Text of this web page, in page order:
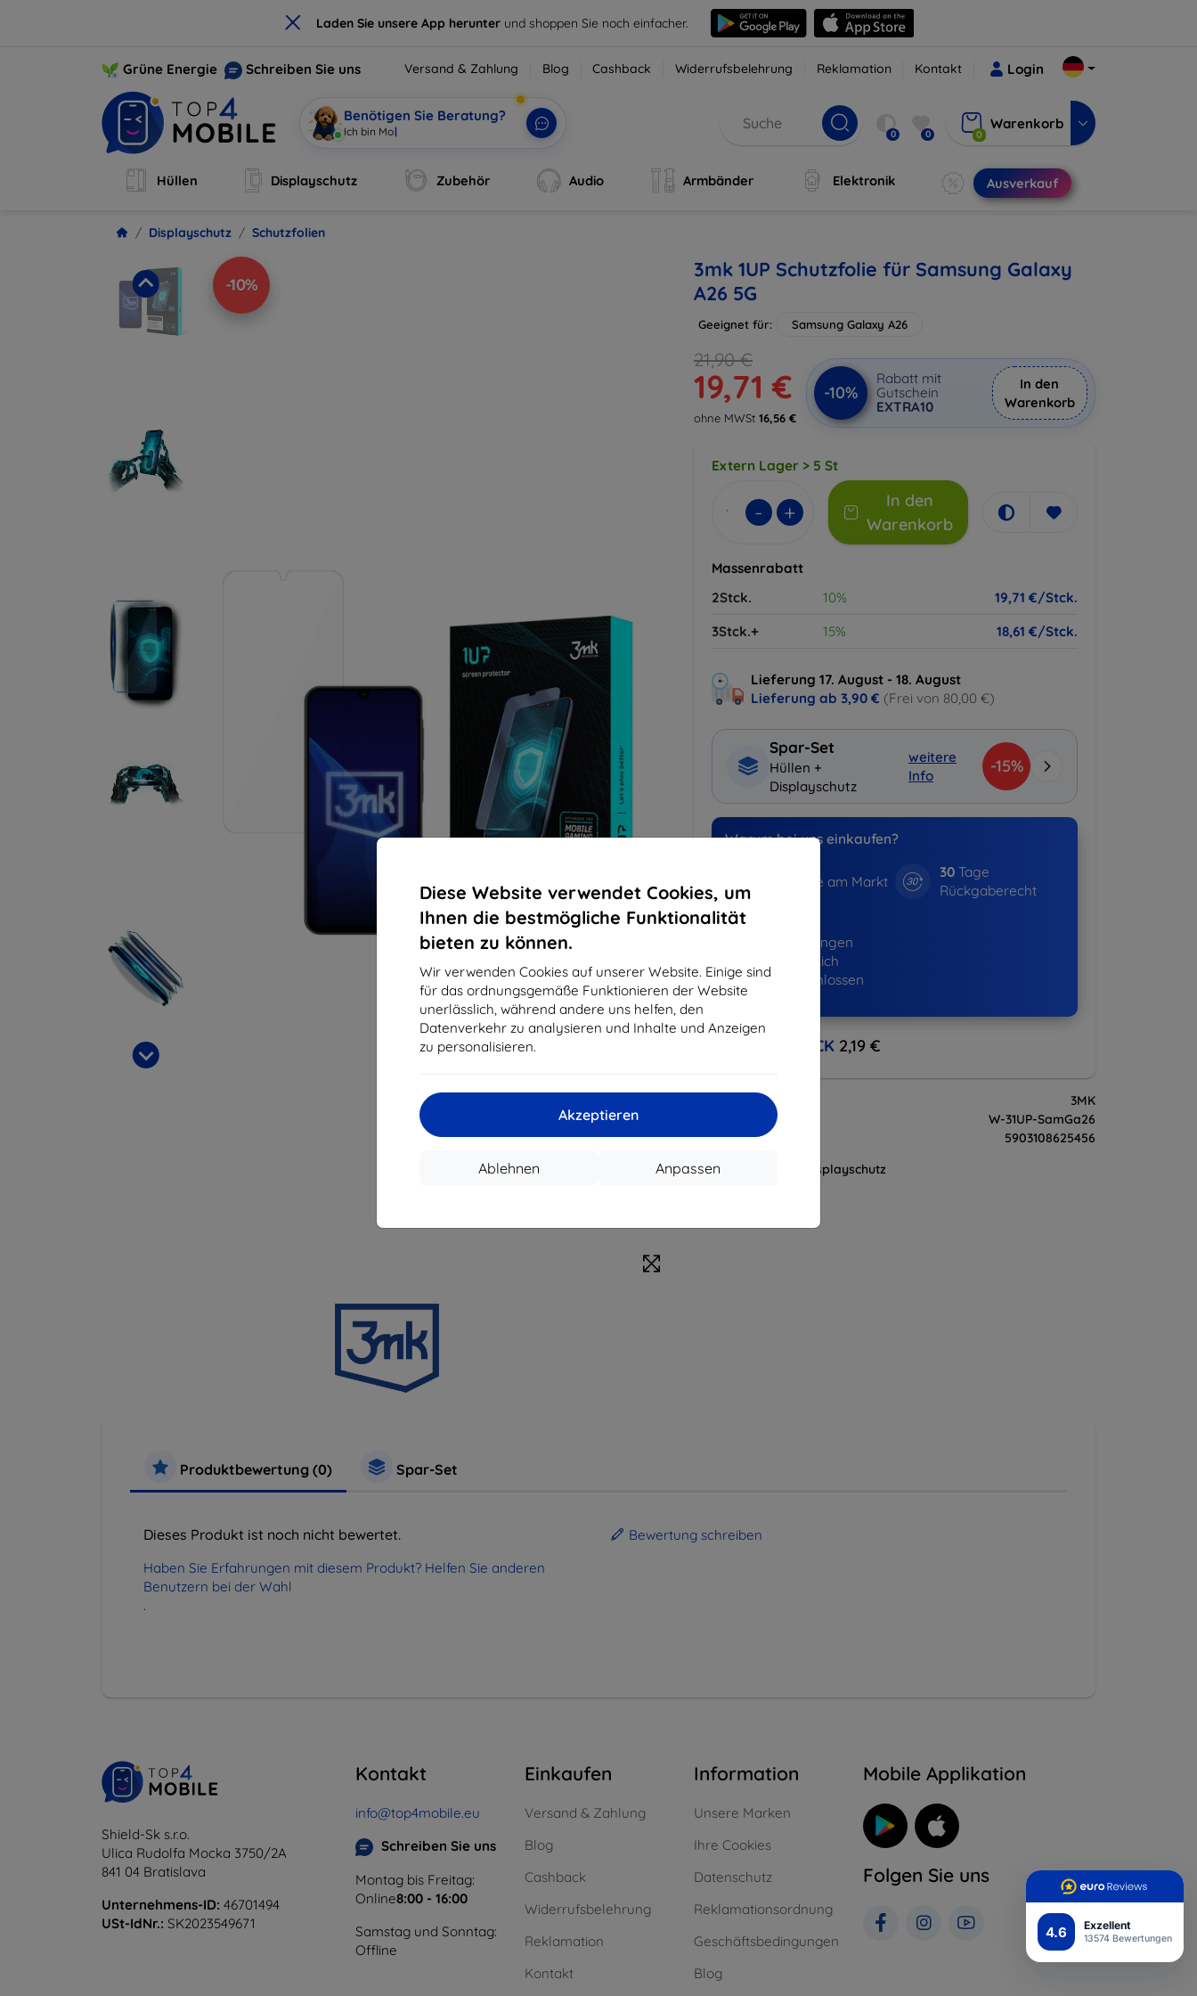
× Laden Sie unsere App herunter und shoppen Sie noch einfacher.
4.6 Exzellent
13574 Bewertungen
Diese Website verwendet Cookies, um
Ihnen die bestmögliche Funktionalität
bieten zu können.
Wir verwenden Cookies auf unserer Website. Einige sind
für das ordnungsgemäße Funktionieren der Website
unerlässlich, während andere uns helfen, den
Datenverkehr zu analysieren und Inhalte und Anzeigen
zu personalisieren.
Akzeptieren
Anpassen
Ablehnen
Grüne Energie Schreiben Sie uns Versand & Zahlung Blog Cashback Widerrufsbelehrung Reklamation Kontakt Login
Benötigen Sie Beratung?
Ich bin Mobi, de 0 0 0
Warenkorb
Hüllen Displayschutz Zubehör Audio Armbänder Elektronik Ausverkauf
Displayschutz Schutzfolien
-10%
3mk 1UP Schutzfolie für Samsung Galaxy
A26 5G
Geeignet für: Samsung Galaxy A26
21,90 €
19,71 €
ohne MWSt 16,56 €
-10%
Rabatt mit
Gutschein
EXTRA10
In den
Warenkorb
Extern Lager > 5 St
- +
In den
Warenkorb
Massenrabatt
2Stck.
10%
19,71 €/Stck.
3Stck.+
15% 18,61 €/Stck.
Lieferung 17. August - 18. August
Lieferung ab 3,90 € (Frei von 80,00 €)
Spar-Set
Hüllen +
Displayschutz
weitere
Info
-15%
Warum bei uns einkaufen?
Jahre am Markt
30Tage
Rückgaberecht
Bestellungen
erfolgreich
abgeschlossen
CASHBACK 2,19 €
3MK
Produktnummer
W-31UP-SamGa26
EAN
5903108625456
Schutzfolien
Displayschutz
Produktbewertung (0) Spar-Set
Dieses Produkt ist noch nicht bewertet.
Haben Sie Erfahrungen mit diesem Produkt? Helfen Sie anderen
Benutzern bei der Wahl
.
Bewertung schreiben
Shield-Sk s.r.o.
Ulica Rudolfa Mocka 3750/2A
841 04 Bratislava
Unternehmens-ID: 46701494
USt-IdNr.: SK2023549671
Kontakt
info@top4mobile.eu
Schreiben Sie uns
Montag bis Freitag:
Online8:00 - 16:00
Samstag und Sonntag:
Offline
Einkaufen
Versand & Zahlung
Blog
Cashback
Widerrufsbelehrung
Reklamation
Kontakt
Information
Unsere Marken
Ihre Cookies
Datenschutz
Reklamationsordnung
Geschäftsbedingungen
Blog
Mobile Applikation
Folgen Sie uns